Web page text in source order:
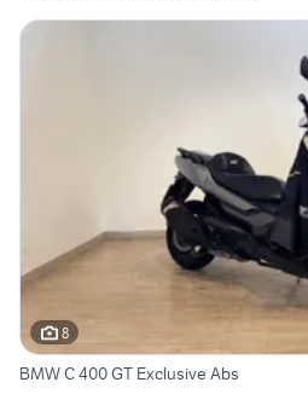
8
BMW C 400 GT Exclusive Abs